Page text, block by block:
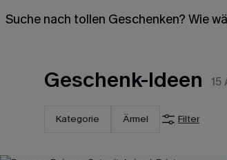
Suche nach tollen Geschenken? Wie
Geschenk-Ideen 15
Kategorie Ärmel Filter